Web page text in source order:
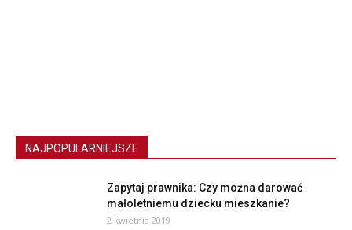
NAJPOPULARNIEJSZE
Zapytaj prawnika: Czy można darować
małoletniemu dziecku mieszkanie?
2 kwietnia 2019